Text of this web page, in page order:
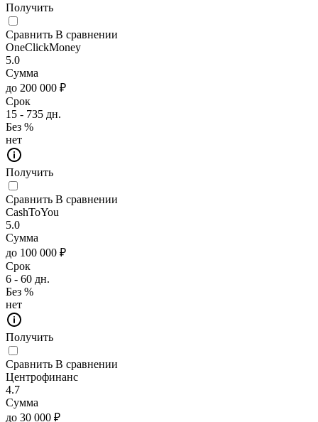
Получить
Сравнить В сравнении
OneClickMoney
5.0
Сумма
до 200 000 ₽
Срок
15 - 735 дн.
Без %
нет
Получить
Сравнить В сравнении
CashToYou
5.0
Сумма
до 100 000 ₽
Срок
6 - 60 дн.
Без %
нет
Получить
Сравнить В сравнении
Центрофинанс
4.7
Сумма
до 30 000 ₽